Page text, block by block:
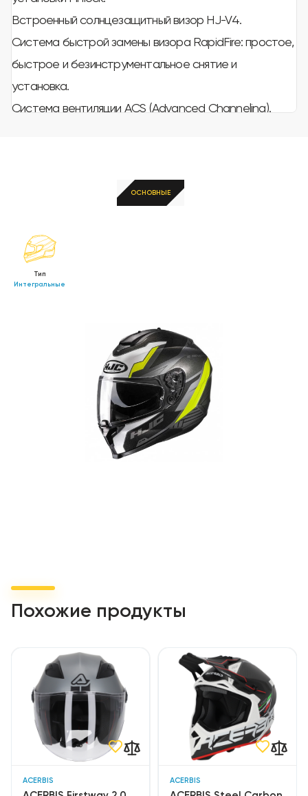
Встроенный солнцезащитный визор HJ-V4.
Система быстрой замены визора RapidFire: простое,
быстрое и безинструментальное снятие и
установка.
Система вентиляции ACS (Advanced Channeling).
Пазы для очков и солнцезащитных очков.
Застежка Micro-Buckle.
Вес около 1500 г.
ОСНОВНЫЕ
Тип
Интегральные
Похожие продукты
ACERBIS ACERBIS